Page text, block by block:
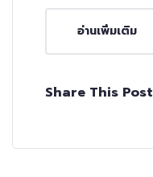
อ่านเพิ่มเติม
Share This Post